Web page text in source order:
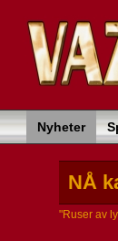
Nyheter
NÅ
"Ruser av